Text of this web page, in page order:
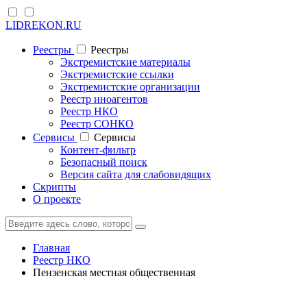
LIDREKON.RU
Реестры
Реестры
Экстремистские материалы
Экстремистские ссылки
Экстремистские организации
Реестр иноагентов
Реестр НКО
Реестр СОНКО
Cервисы
Cервисы
Контент-фильтр
Безопасный поиск
Версия сайта для слабовидящих
Скрипты
О проекте
Главная
Реестр НКО
Пензенская местная общественная